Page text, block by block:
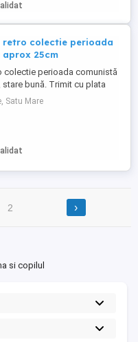
retro colectie perioada
aprox 25cm
colectie perioada comunistă
stare bună. Trimit cu plata
Satu Mare
2 ›
si copilul